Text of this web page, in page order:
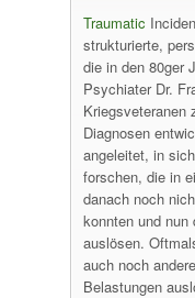
Traumatic
strukturierte,
die in den 80ger
Psychiater Dr.
Kriegsveteranen
Diagnosen
angeleitet, in
forschen, die in
danach noch
konnten und
auslösen.
auch noch
Belastungen